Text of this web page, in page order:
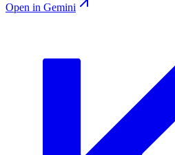
Open in Gemini